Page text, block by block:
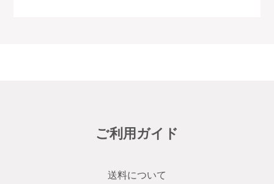
ご利用ガイド
送料について